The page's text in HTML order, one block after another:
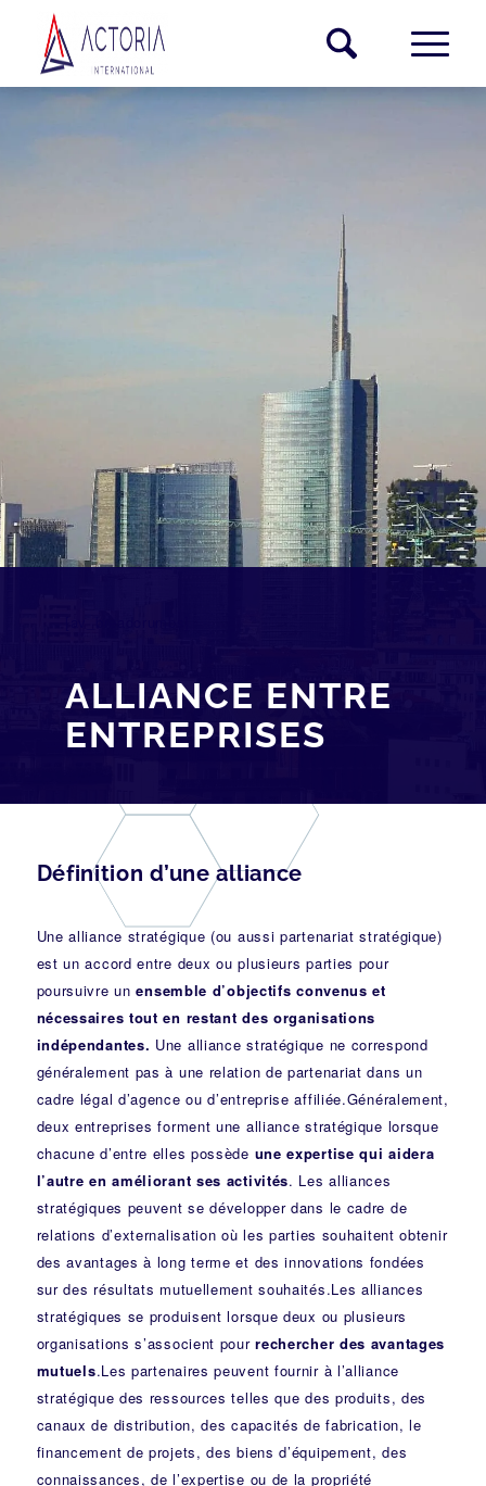
ALLIANCE ENTRE
ENTREPRISES
Définition d’une alliance
Une alliance stratégique (ou aussi partenariat stratégique)
est un accord entre deux ou plusieurs parties pour
poursuivre unensemble d’objectifs convenus et
nécessaires tout en restant des organisations
indépendantes. Une alliance stratégique ne correspond
généralement pas à une relation de partenariat dans un
cadre légal d’agence ou d’entreprise affiliée.Généralement,
deux entreprises forment une alliance stratégique lorsque
chacune d’entre elles possède une expertise qui aidera
l’autre en améliorant ses activités. Les alliances
stratégiques peuvent se développer dans le cadre de
relations d’externalisation où les parties souhaitent obtenir
des avantages à long terme et des innovations fondées
sur des résultats mutuellement souhaités.Les alliances
stratégiques se produisent lorsque deux ou plusieurs
organisations s’associent pourrechercher des avantages
mutuels.Les partenaires peuvent fournir à l’alliance
stratégique des ressources telles que des produits, des
canaux de distribution, des capacités de fabrication, le
financement de projets, des biens d’équipement, des
connaissances, de l’expertise ou de la propriété